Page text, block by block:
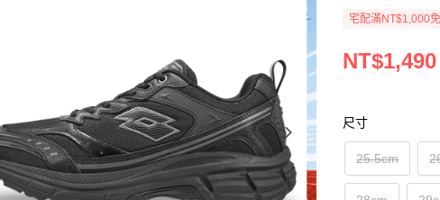
宅配滿NT$1,000
NT$1,490
尺寸
25.5cm